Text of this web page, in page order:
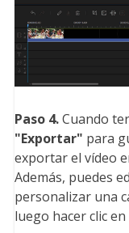
Paso 4.Cuando
"Exportar" para
exportar el vídeo
Además, puedes
personalizar una
luego hacer clic